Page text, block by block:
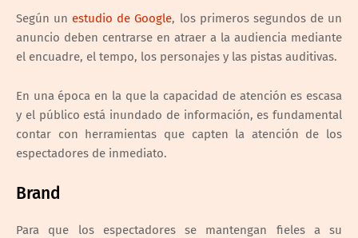
Según un estudio de Google, los primeros segundos de un
anuncio deben centrarse en atraer a la audiencia mediante
el encuadre, el tempo, los personajes y las pistas auditivas.
En una época en la que la capacidad de atención es escasa
y el público está inundado de información, es fundamental
contar con herramientas que capten la atención de los
espectadores de inmediato.
Brand
Para que los espectadores se mantengan fieles a su